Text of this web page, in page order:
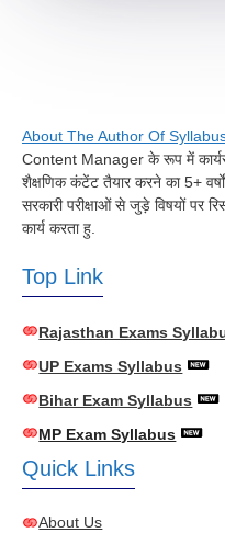
About The Author Of
Content Manager के रूप में
शैक्षणिक कंटेंट तैयार करने का 5+
सरकारी परीक्षाओं से जुड़े विषयों पर
कार्य करता हु.
Top Link
Rajasthan Exams
UP Exams Syllabus
Bihar Exam Syllabus
MP Exam Syllabus
Quick Links
About Us